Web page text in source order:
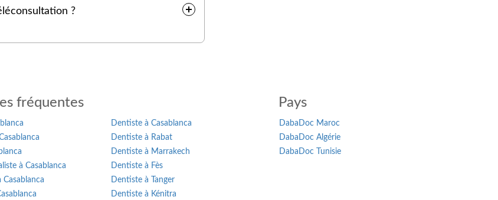
la téléconsultation ?
fréquentes
à Casablanca
Casablanca
Dentiste à Casablanca
Dentiste à Rabat
Dentiste à Marrakech
Dentiste à Fès
Dentiste à Tanger
Dentiste à Kénitra
Pays
DabaDoc Maroc
DabaDoc Algérie
DabaDoc Tunisie